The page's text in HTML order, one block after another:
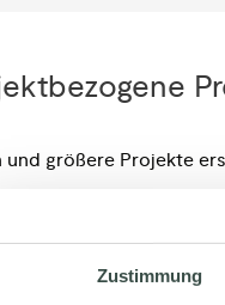
Zustimmung
und größere Projekte